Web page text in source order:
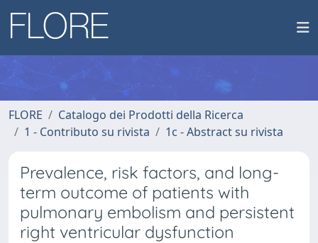
FLORE
Catalogo dei Prodotti della Ricerca
1 - Contributo su rivista
1c - Abstract su rivista
Prevalence, risk factors, and long-
term outcome of patients with
pulmonary embolism and persistent
right ventricular dysfunction